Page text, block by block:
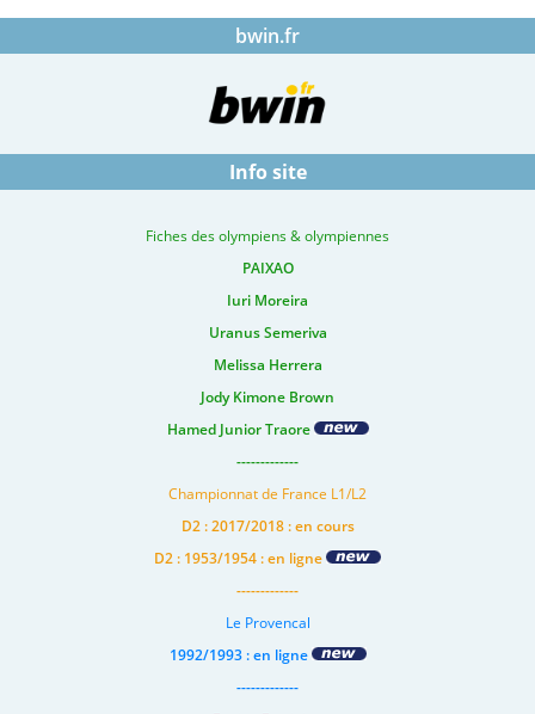
bwin.fr
Info site
Fiches des olympiens & olympiennes
PAIXAO
Iuri Moreira
Uranus Semeriva
Melissa Herrera
Jody Kimone Brown
Hamed Junior Traore
-------------
Championnat de France L1/L2
D2 : 2017/2018 : en cours
D2 : 1953/1954 : en ligne
-------------
Le Provencal
1992/1993 : en ligne
-------------